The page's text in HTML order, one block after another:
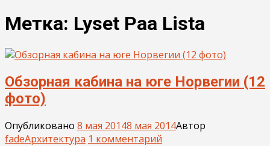
Метка: Lyset Paa Lista
Обзорная кабина на юге Норвегии (12
фото)
Опубликовано 8 мая 20148 мая 2014Автор
fadeАрхитектура 1 комментарий